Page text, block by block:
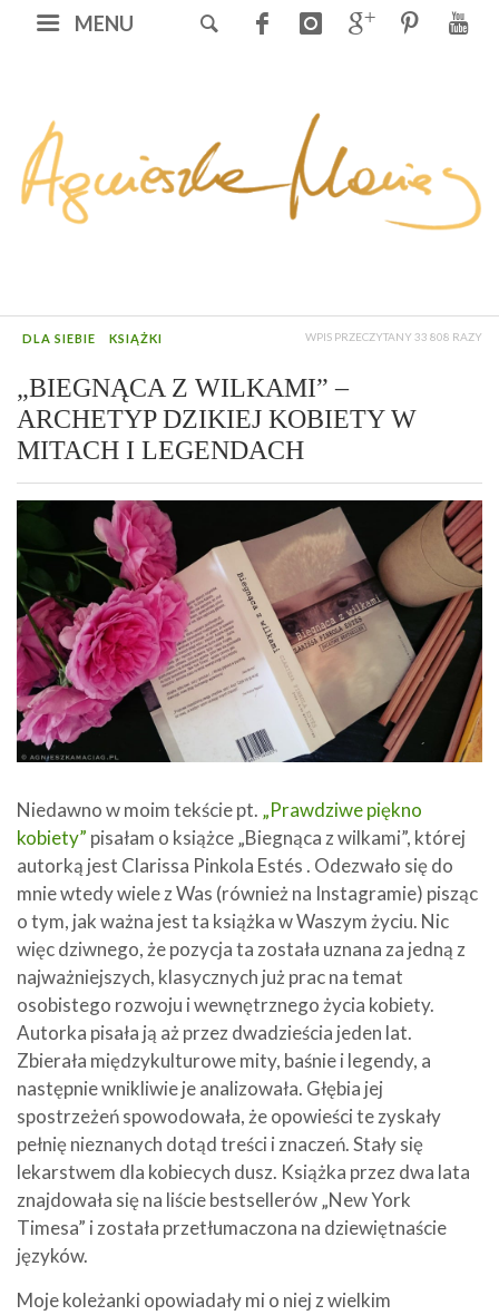
MENU
DLA SIEBIE KSIĄŻKI WPIS PRZECZYTANY 33 808 RAZY
„BIEGNĄCA Z WILKAMI” –
ARCHETYP DZIKIEJ KOBIETY W
MITACH I LEGENDACH
Niedawno w moim tekście pt. „Prawdziwe piękno
kobiety” pisałam o książce „Biegnąca z wilkami”, której
autorką jest Clarissa Pinkola Estés . Odezwało się do
mnie wtedy wiele z Was (również na Instagramie) pisząc
o tym, jak ważna jest ta książka w Waszym życiu. Nic
więc dziwnego, że pozycja ta została uznana za jedną z
najważniejszych, klasycznych już prac na temat
osobistego rozwoju i wewnętrznego życia kobiety.
Autorka pisała ją aż przez dwadzieścia jeden lat.
Zbierała międzykulturowe mity, baśnie i legendy, a
następnie wnikliwie je analizowała. Głębia jej
spostrzeżeń spowodowała, że opowieści te zyskały
pełnię nieznanych dotąd treści i znaczeń. Stały się
lekarstwem dla kobiecych dusz. Książka przez dwa lata
znajdowała się na liście bestsellerów „New York
Timesa” i została przetłumaczona na dziewiętnaście
języków.
Moje koleżanki opowiadały mi o niej z wielkim